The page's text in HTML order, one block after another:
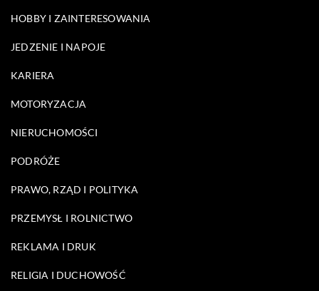
HOBBY I ZAINTERESOWANIA
JEDZENIE I NAPOJE
KARIERA
MOTORYZACJA
NIERUCHOMOŚCI
PODRÓŻE
PRAWO, RZĄD I POLITYKA
PRZEMYSŁ I ROLNICTWO
REKLAMA I DRUK
RELIGIA I DUCHOWOŚĆ